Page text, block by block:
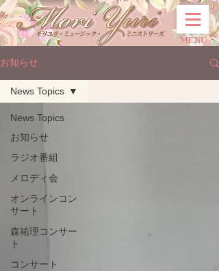
MENU
お知らせ
News Topics
お知らせ
ラジオ番組
メロディ会
オンラインコン
サート
森祐理コンサー
ト
コンサート
News Topics